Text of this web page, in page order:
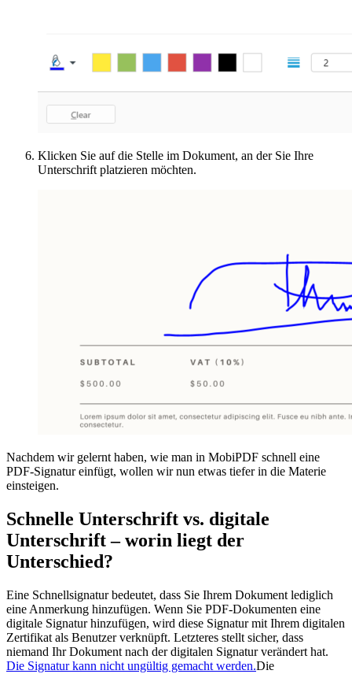
Klicken Sie auf die Stelle im Dokument, an der Sie Ihre
Unterschrift platzieren möchten.
Nachdem wir gelernt haben, wie man in MobiPDF schnell eine
PDF-Signatur einfügt, wollen wir nun etwas tiefer in die Materie
einsteigen.
Schnelle Unterschrift vs. digitale
Unterschrift – worin liegt der
Unterschied?
Eine Schnellsignatur bedeutet, dass Sie Ihrem Dokument lediglich
eine Anmerkung hinzufügen. Wenn Sie PDF-Dokumenten eine
digitale Signatur hinzufügen, wird diese Signatur mit Ihrem digitalen
Zertifikat als Benutzer verknüpft. Letzteres stellt sicher, dass
niemand Ihr Dokument nach der digitalen Signatur verändert hat.
Die Signatur kann nicht ungültig gemacht werden.Die